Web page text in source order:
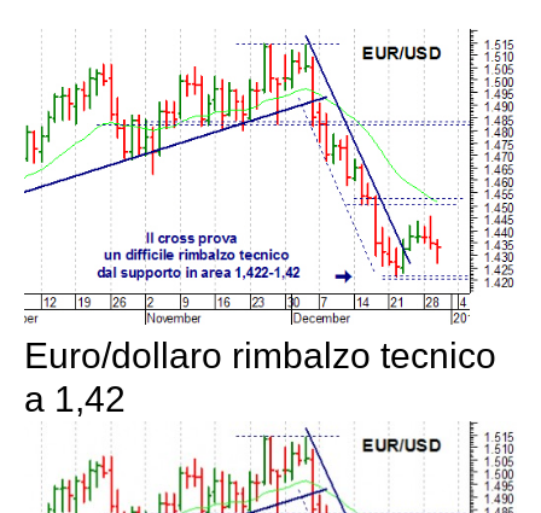
Euro/dollaro rimbalzo tecnico
a 1,42